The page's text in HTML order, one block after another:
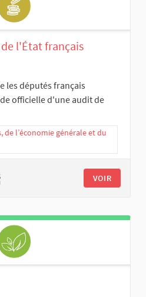
l'État français
les députés français
officielle d'une audit de
de l’économie générale et du
VOIR